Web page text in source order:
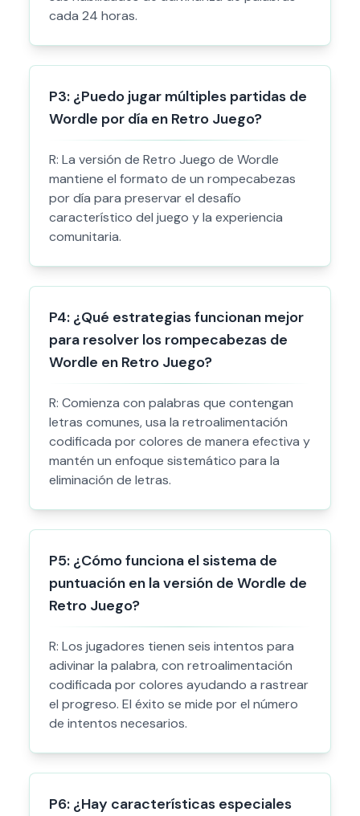
cada 24 horas.
P3: ¿Puedo jugar múltiples partidas de
Wordle por día en Retro Juego?
R: La versión de Retro Juego de Wordle
mantiene el formato de un rompecabezas
por día para preservar el desafío
característico del juego y la experiencia
comunitaria.
P4: ¿Qué estrategias funcionan mejor
para resolver los rompecabezas de
Wordle en Retro Juego?
R: Comienza con palabras que contengan
letras comunes, usa la retroalimentación
codificada por colores de manera efectiva y
mantén un enfoque sistemático para la
eliminación de letras.
P5: ¿Cómo funciona el sistema de
puntuación en la versión de Wordle de
Retro Juego?
R: Los jugadores tienen seis intentos para
adivinar la palabra, con retroalimentación
codificada por colores ayudando a rastrear
el progreso. El éxito se mide por el número
de intentos necesarios.
P6: ¿Hay características especiales